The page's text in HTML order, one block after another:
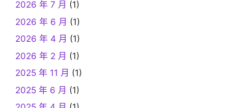
2026 年 7 月 (1)
2026 年 6 月 (1)
2026 年 4 月 (1)
2026 年 2 月 (1)
2025 年 11 月 (1)
2025 年 6 月 (1)